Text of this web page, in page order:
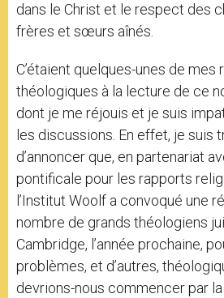
dans le Christ et le respect des
frères et sœurs aînés.
C’étaient quelques-unes de mes
théologiques à la lecture de ce
dont je me réjouis et je suis
les discussions. En effet, je suis
d’annoncer que, en partenariat
pontificale pour les rapports
l’Institut Woolf a convoqué une
nombre de grands théologiens
Cambridge, l’année prochaine,
problèmes, et d’autres,
devrions-nous commencer par